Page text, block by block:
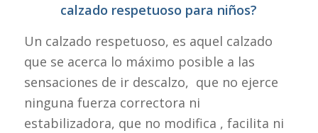
calzado respetuoso para niños?
Un calzado respetuoso, es aquel calzado
que se acerca lo máximo posible a las
sensaciones de ir descalzo, que no ejerce
ninguna fuerza correctora ni
estabilizadora, que no modifica , facilita ni